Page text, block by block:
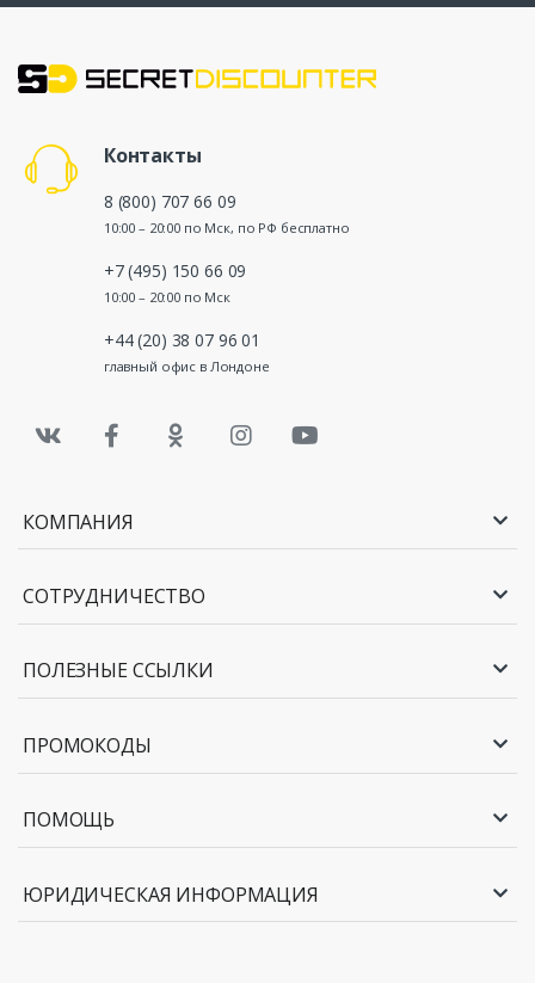
Контакты
8 (800) 707 66 09
10:00 – 20:00 по Мск, по РФ бесплатно
+7 (495) 150 66 09
10:00 – 20:00 по Мск
+44 (20) 38 07 96 01
главный офис в Лондоне
КОМПАНИЯ
СОТРУДНИЧЕСТВО
ПОЛЕЗНЫЕ ССЫЛКИ
ПРОМОКОДЫ
ПОМОЩЬ
ЮРИДИЧЕСКАЯ ИНФОРМАЦИЯ